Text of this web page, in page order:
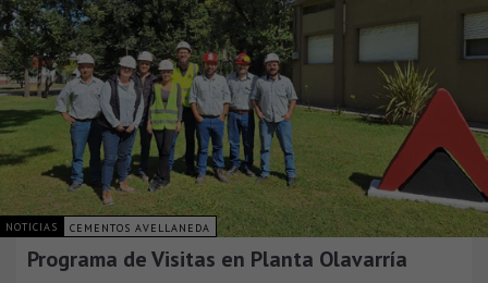
NOTICIAS CEMENTOS AVELLANEDA
Programa de Visitas en Planta Olavarría